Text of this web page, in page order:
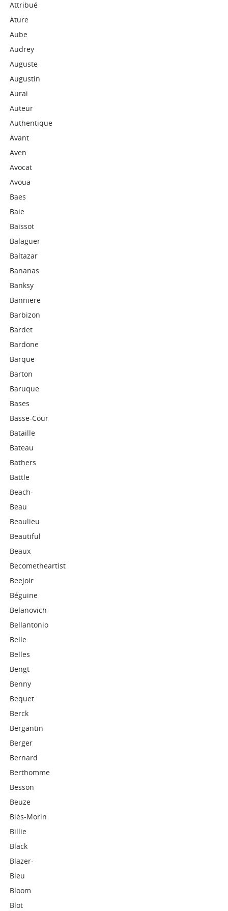
Attribué
Ature
Aube
Audrey
Auguste
Augustin
Aurai
Auteur
Authentique
Avant
Aven
Avocat
Avoua
Baes
Baie
Baissot
Balaguer
Baltazar
Bananas
Banksy
Banniere
Barbizon
Bardet
Bardone
Barque
Barton
Baruque
Bases
Basse-Cour
Bataille
Bateau
Bathers
Battle
Beach-
Beau
Beaulieu
Beautiful
Beaux
Becometheartist
Beejoir
Béguine
Belanovich
Bellantonio
Belle
Belles
Bengt
Benny
Bequet
Berck
Bergantin
Berger
Bernard
Berthomme
Besson
Beuze
Biès-Morin
Billie
Black
Blazer-
Bleu
Bloom
Blot